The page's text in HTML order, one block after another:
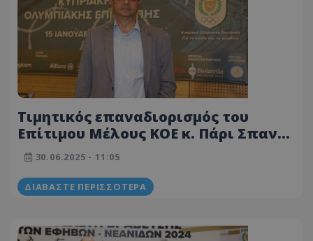
Τιμητικός επαναδιορισμός του
Επίτιμου Μέλους ΚΟΕ κ. Πάρι Σπανού
στην Επιτροπή Νομικών Θεμάτων
των Ευρωπαϊκών Ολυμπιακών
Επιτροπών
30.06.2025 - 11:05
ΔΙΑΒΆΣΤΕ ΠΕΡΙΣΣΌΤΕΡΑ